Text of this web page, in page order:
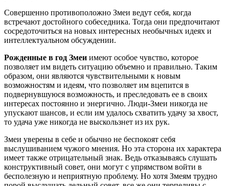
Совершенно противоположно Змеи ведут себя, когда
встречают достойного собеседника. Тогда они предпочитают
сосредоточиться на новых интересных необычных идеях и
интеллектуальном обсуждении.
Рожденные в год Змеи имеют особое чувство, которое
позволяет им видеть ситуацию объемно и правильно. Таким
образом, они являются чувствительными к новым
возможностям и идеям, что позволяет им вцепится в
подвернувшуюся возможность, и преследовать ее в своих
интересах постоянно и энергично. Люди-Змеи никогда не
упускают шансов, и если им удалось схватить удачу за хвост,
то удача уже никогда не выскользнет из их рук.
Змеи уверены в себе и обычно не беспокоят себя
выслушиванием чужого мнения. Но эта сторона их характера
имеет также отрицательный знак. Ведь отказываясь слушать
конструктивный совет, они могут с упрямством войти в
бесполезную и неприятную проблему. Но хотя Змеям трудно